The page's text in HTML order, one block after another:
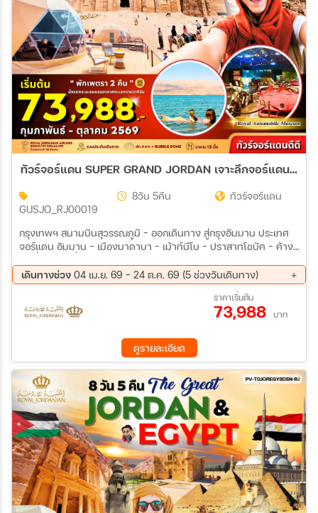
ทัวร์จอร์แดน SUPER GRAND JORDAN เจาะลึกจอร์แดนเหนือจรดใต้ พักโดมดูดาว เที่ยวเพตราเต็มวันจุใจ 8วัน 5คืน (RJ)
GUSJO_RJ00019
8วัน 5คืน ทัวร์จอร์แดน
กรุงเทพฯ สนามบินสุวรรณภูมิ - ออกเดินทาง สู่กรุงอัมมาน ประเทศ
จอร์แดน อัมมาน - เมืองมาดาบา - เม้าท์นีโบ - ปราสาทโชบัค - ค้าง
Monastery - ค้างคืนเมืองเพตรา เมืองเพตรา - อาคาบาAQABA -
เรือท้องกระจก BOAT CRUISE -WADIRUM CAMP วาดิรัม -ค้างคืนที่
แคมป์กลางทะเลทราย ทะเลทรายวาดิรัม -เครัค KERAK CASTLE
-ทะเลสาบเดดซี - ค้างคืนที่เดดซี เดดซี - เมืองเจอราช - ปราสาทอัจ
ปราสาททะเลทราย DESERT CASTLES - พิพิธภัณฑ์รถหลวง - อิสระ
ช้อบปิ้ง - ส่งออกสนามบิน สนามบินอัมมาน - กรุงเทพฯ
เดินทางช่วง 04 เม.ย. 69 - 24 ต.ค. 69 (5 ช่วงวันเดินทาง)
05 ก.ย. 69 - 12 ก.ย. 69
19 ก.ย. 69 - 26 ก.ย. 69
10 ต.ค. 69 - 17 ต.ค. 69
17 ต.ค. 69 - 24 ต.ค. 69
ราคาเริ่มต้น
73,988 บาท
ดูรายละเอียด